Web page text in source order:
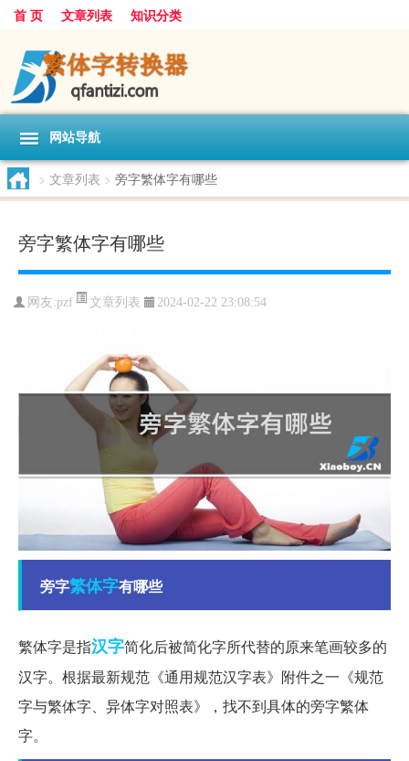
首 页 文章列表 知识分类
网站导航
> 文章列表 > 旁字繁体字有哪些
旁字繁体字有哪些
网友:pzf 文章列表 2024-02-22 23:08:54
旁字繁体字有哪些
繁体字是指汉字简化后被简化字所代替的原来笔画较多的
汉字。根据最新规范《通用规范汉字表》附件之一《规范
字与繁体字、异体字对照表》，找不到具体的旁字繁体
字。